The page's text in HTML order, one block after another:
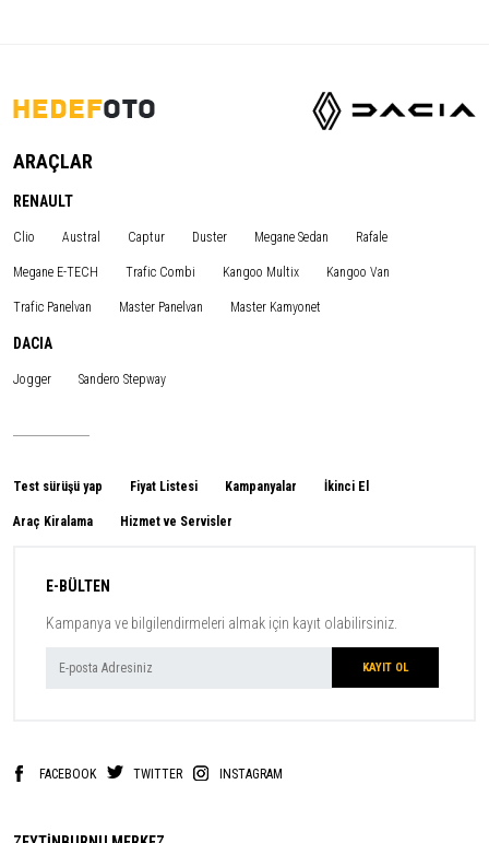
ARAÇLAR
RENAULT
Clio Austral Captur Duster Megane Sedan Rafale
Megane E-TECH Trafic Combi Kangoo Multix Kangoo Van
Trafic Panelvan Master Panelvan Master Kamyonet
DACIA
Jogger Sandero Stepway
Test sürüşü yap Fiyat Listesi Kampanyalar İkinci El
Araç Kiralama Hizmet ve Servisler
E-BÜLTEN
Kampanya ve bilgilendirmeleri almak için kayıt olabilirsiniz.
FACEBOOK TWITTER INSTAGRAM